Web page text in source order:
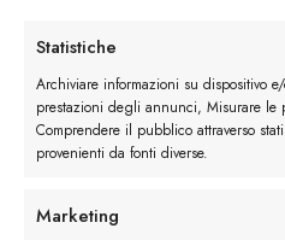
Statistiche
Archiviare informazioni su dispositivo
prestazioni degli annunci, Misurare le
Comprendere il pubblico attraverso
provenienti da fonti diverse.
Marketing